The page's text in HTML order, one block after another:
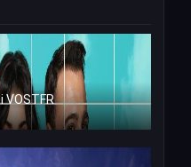
VOSTFR